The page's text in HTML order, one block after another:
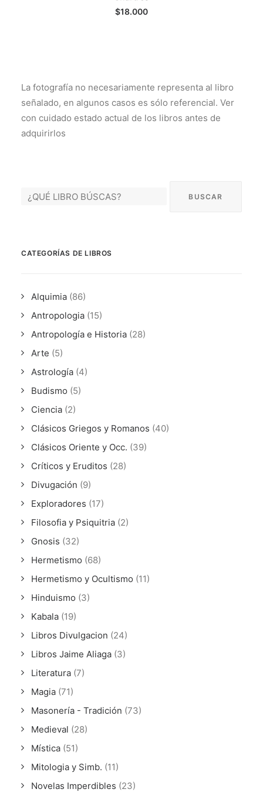
$18.000
La fotografía no necesariamente representa al libro
señalado, en algunos casos es sólo referencial. Ver
con cuidado estado actual de los libros antes de
adquirirlos
CATEGORÍAS DE LIBROS
Alquimia (86)
Antropologia (15)
Antropología e Historia (28)
Arte (5)
Astrología (4)
Budismo (5)
Ciencia (2)
Clásicos Griegos y Romanos (40)
Clásicos Oriente y Occ. (39)
Críticos y Eruditos (28)
Divugación (9)
Exploradores (17)
Filosofia y Psiquitria (2)
Gnosis (32)
Hermetismo (68)
Hermetismo y Ocultismo (11)
Hinduismo (3)
Kabala (19)
Libros Divulgacion (24)
Libros Jaime Aliaga (3)
Literatura (7)
Magia (71)
Masonería - Tradición (73)
Medieval (28)
Mística (51)
Mitologia y Simb. (11)
Novelas Imperdibles (23)